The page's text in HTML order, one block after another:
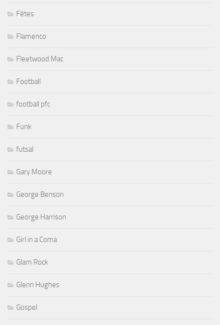
Fêtes
Flamenco
Fleetwood Mac
Football
football pfc
Funk
futsal
Gary Moore
George Benson
George Harrison
Girl in a Coma
Glam Rock
Glenn Hughes
Gospel